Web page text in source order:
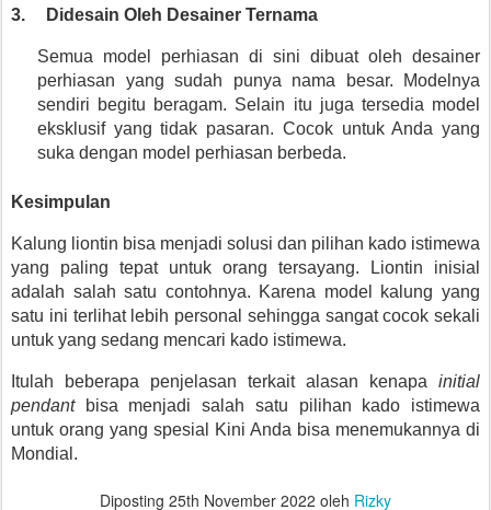
3. Didesain Oleh Desainer Ternama
Semua model perhiasan di sini dibuat oleh desainer
perhiasan yang sudah punya nama besar. Modelnya
sendiri begitu beragam. Selain itu juga tersedia model
eksklusif yang tidak pasaran. Cocok untuk Anda yang
suka dengan model perhiasan berbeda.
Kesimpulan
Kalung liontin bisa menjadi solusi dan pilihan kado istimewa
yang paling tepat untuk orang tersayang. Liontin inisial
adalah salah satu contohnya. Karena model kalung yang
satu ini terlihat lebih personal sehingga sangat cocok sekali
untuk yang sedang mencari kado istimewa.
Itulah beberapa penjelasan terkait alasan kenapa initial
pendant
bisa menjadi salah satu pilihan kado istimewa
untuk orang yang spesial Kini Anda bisa menemukannya di
Mondial.
Diposting 25th November 2022 oleh Rizky